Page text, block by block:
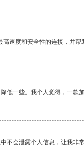
速度和安全性的连接，并帮
低一些。我个人觉得，一款
不会泄露个人信息，让我非常